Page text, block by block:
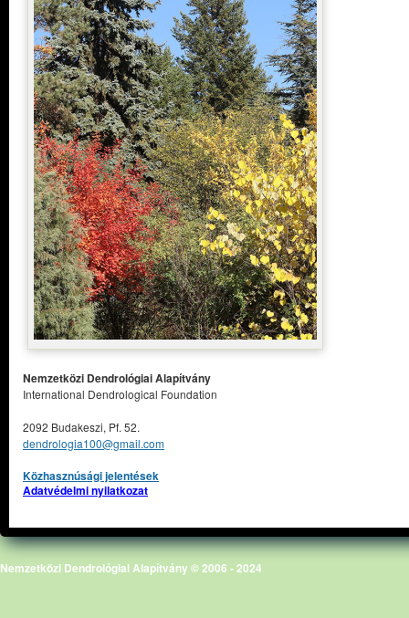
Nemzetközi Dendrológiai Alapítvány
International Dendrological Foundation
2092 Budakeszi, Pf. 52.
dendrologia100@gmail.com
Közhasznúsági jelentések
Adatvédelmi nyilatkozat
Nemzetközi Dendrológiai Alapítvány © 2006 - 2024